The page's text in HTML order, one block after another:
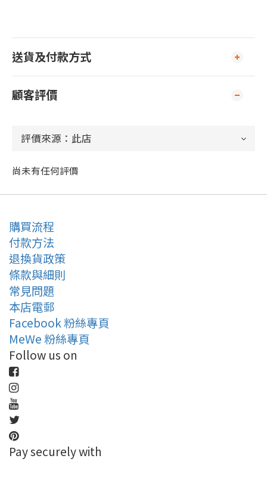
送貨及付款方式
顧客評價
尚未有任何評價
購買流程
付款方法
退換貨政策
條款與細則
常見問題
本店電郵
Facebook 粉絲專頁
MeWe 粉絲專頁
Follow us on
Pay securely with